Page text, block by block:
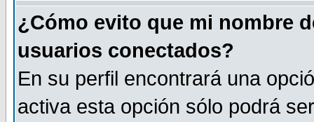
¿Cómo evito que mi nombre
usuarios conectados?
En su perfil encontrará una
activa esta opción sólo podrá